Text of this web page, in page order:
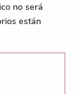
no será
están